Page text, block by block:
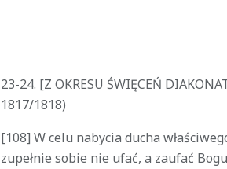
23-24. [Z OKRESU ŚWIĘCEŃ
1817/1818)
[108] W celu nabycia ducha
zupełnie sobie nie ufać, a zaufać